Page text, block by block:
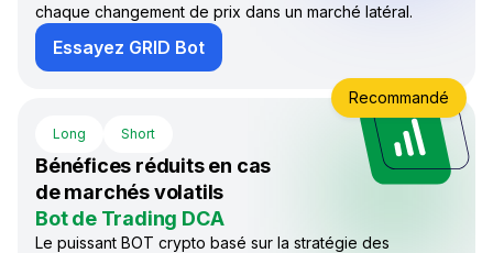
chaque changement de prix dans un marché latéral.
Essayez GRID Bot
Long Short
Bénéfices réduits en cas
de marchés volatils
Bot de Trading DCA
Le puissant BOT crypto basé sur la stratégie des
Recommandé